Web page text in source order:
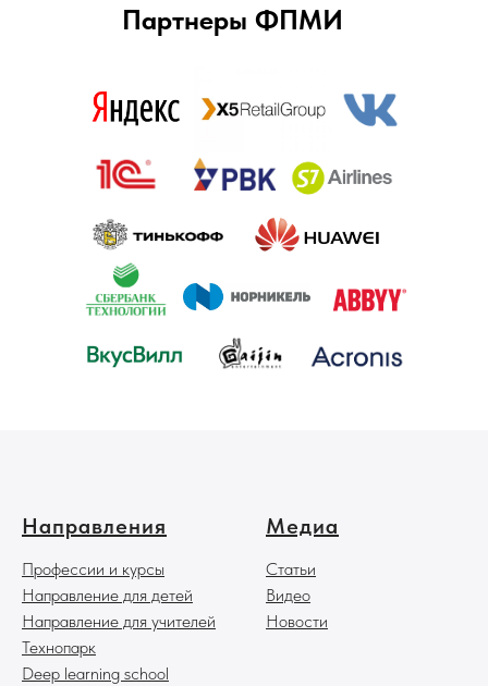
Партнеры ФПМИ
Направления
Профессии и курсы
Направление для детей
Направление для учителей
Технопарк
Deep learning school
Медиа
Статьи
Видео
Новости